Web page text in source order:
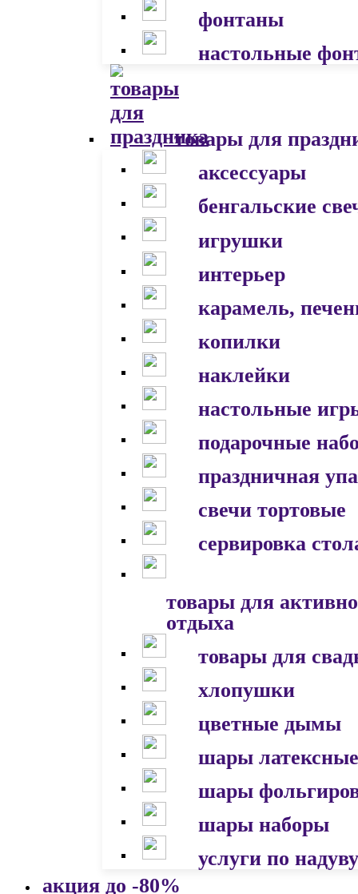
фонтаны
настольные
товары для
аксессуары
бенгальские
игрушки
интерьер
карамель,
копилки
наклейки
настольные
подарочные
праздничная
свечи тортовые
сервировка
товары для
отдыха
товары для
хлопушки
цветные дымы
шары латексные
шары
шары наборы
услуги по надуву
акция до -80%